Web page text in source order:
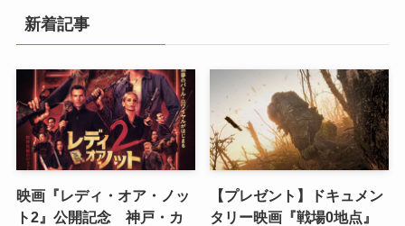
新着記事
映画『レディ・オア・ノッ
ト2』公開記念 神戸・カ
【プレゼント】ドキュメン
タリー映画『戦場0地点』